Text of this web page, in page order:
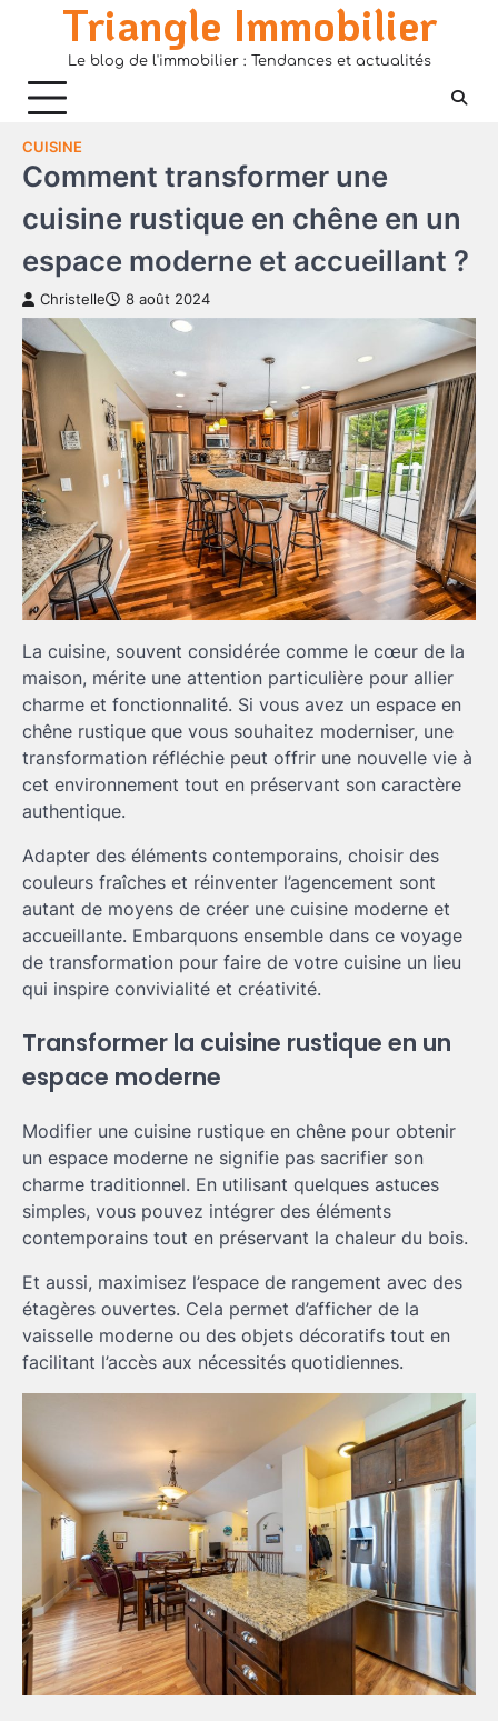
Triangle Immobilier
Le blog de l'immobilier : Tendances et actualités
CUISINE
Comment transformer une
cuisine rustique en chêne en un
espace moderne et accueillant ?
Christelle 8 août 2024
La cuisine, souvent considérée comme le cœur de la
maison, mérite une attention particulière pour allier
charme et fonctionnalité. Si vous avez un espace en
chêne rustique que vous souhaitez moderniser, une
transformation réfléchie peut offrir une nouvelle vie à
cet environnement tout en préservant son caractère
authentique.
Adapter des éléments contemporains, choisir des
couleurs fraîches et réinventer l’agencement sont
autant de moyens de créer une cuisine moderne et
accueillante. Embarquons ensemble dans ce voyage
de transformation pour faire de votre cuisine un lieu
qui inspire convivialité et créativité.
Transformer la cuisine rustique en un
espace moderne
Modifier une cuisine rustique en chêne pour obtenir
un espace moderne ne signifie pas sacrifier son
charme traditionnel. En utilisant quelques astuces
simples, vous pouvez intégrer des éléments
contemporains tout en préservant la chaleur du bois.
Et aussi, maximisez l’espace de rangement avec des
étagères ouvertes. Cela permet d’afficher de la
vaisselle moderne ou des objets décoratifs tout en
facilitant l’accès aux nécessités quotidiennes.